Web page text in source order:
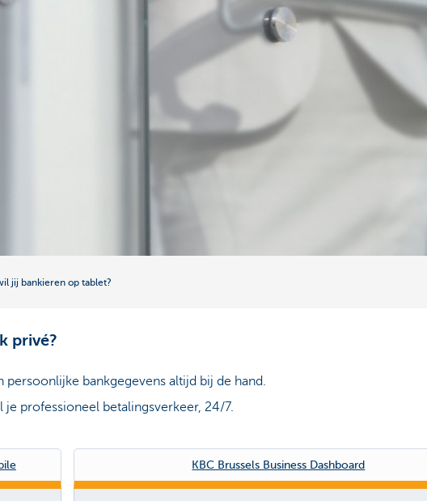
jij bankieren op tablet?
privé?
persoonlijke bankgegevens altijd bij de hand.
je professioneel betalingsverkeer, 24/7.
KBC Brussels Business Dashboard